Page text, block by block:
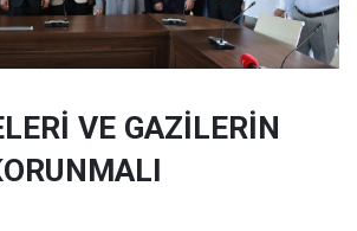
VE GAZİLERİN